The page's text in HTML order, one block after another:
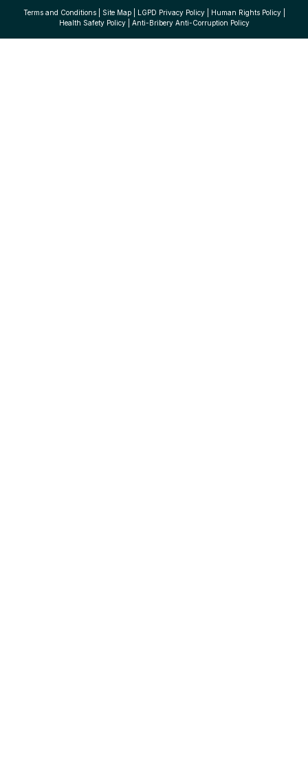
Terms and Conditions| Site Map| LGPD Privacy Policy| Human Rights Policy|
Health Safety Policy| Anti-Bribery Anti-Corruption Policy